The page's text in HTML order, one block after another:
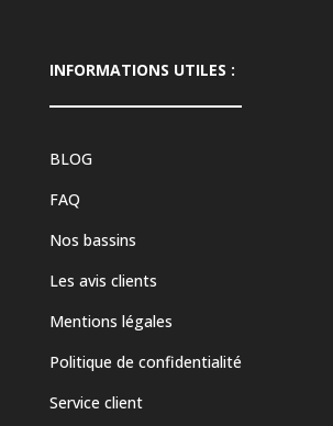
INFORMATIONS UTILES :
BLOG
FAQ
Nos bassins
Les avis clients
Mentions légales
Politique de confidentialité
Service client